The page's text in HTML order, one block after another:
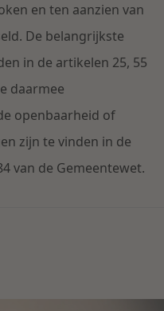
in de
en ten aanzien van
De belangrijkste
in de artikelen 25, 55
daarmee
openbaarheid of
zijn te vinden in de
van de Gemeentewet.